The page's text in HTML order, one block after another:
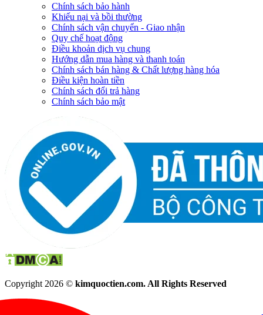
Chính sách bảo hành
Khiếu nại và bồi thường
Chính sách vận chuyển - Giao nhận
Quy chế hoạt động
Điều khoản dịch vụ chung
Hướng dẫn mua hàng và thanh toán
Chính sách bán hàng & Chất lượng hàng hóa
Điều kiện hoàn tiền
Chính sách đổi trả hàng
Chính sách bảo mật
Copyright 2026 © kimquoctien.com. All Rights Reserved